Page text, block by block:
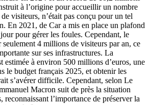
à l’origine pour accueillir un nombre
visiteurs, n’était pas conçu pour un tel
En 2021, de Car a mis en place un plafond
pour gérer les foules. Cependant, le
seulement 4 millions de visiteurs par an, ce
sur ses infrastructures. La
estimée à environ 500 millions d’euros, une
le budget français 2025, et obtenir les
s’avérer difficile. Cependant, selon Le
Macron suit de près la situation
reconnaissant l’importance de préserver la